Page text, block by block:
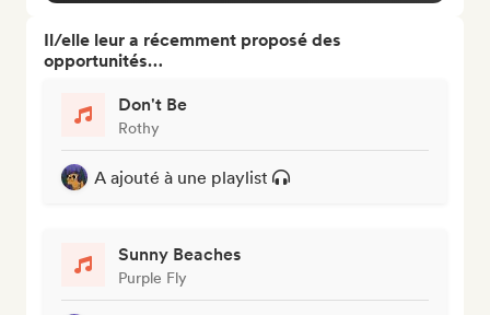
Il/elle leur a récemment proposé des
opportunités…
Don't Be
Rothy
A ajouté à une playlist
Sunny Beaches
Purple Fly